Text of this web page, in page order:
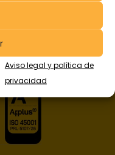
Aviso legal y política de
privacidad